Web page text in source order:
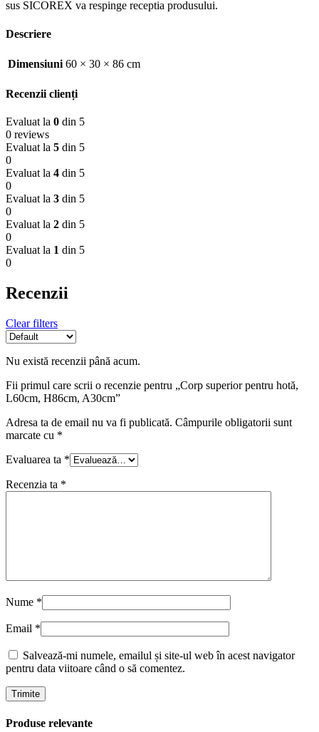
sus SICOREX va respinge receptia produsului.
Descriere
Dimensiuni 60 × 30 × 86 cm
Recenzii clienți
Evaluat la 0 din 5
0 reviews
Evaluat la 5 din 5
0
Evaluat la 4 din 5
0
Evaluat la 3 din 5
0
Evaluat la 2 din 5
0
Evaluat la 1 din 5
0
Recenzii
Clear filters
Nu există recenzii până acum.
Fii primul care scrii o recenzie pentru „Corp superior pentru hotă,
L60cm, H86cm, A30cm”
Adresa ta de email nu va fi publicată. Câmpurile obligatorii sunt
marcate cu *
Evaluarea ta *
Recenzia ta *
Nume *
Email *
Salvează-mi numele, emailul și site-ul web în acest navigator
pentru data viitoare când o să comentez.
Produse relevante